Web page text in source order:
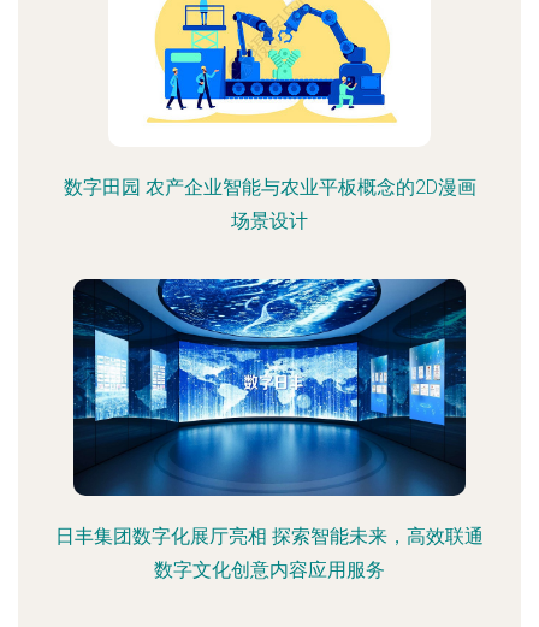
数字田园 农产企业智能与农业平板概念的2D漫画
场景设计
日丰集团数字化展厅亮相 探索智能未来，高效联通
数字文化创意内容应用服务